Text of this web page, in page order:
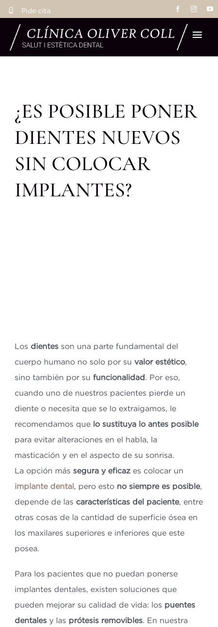
Saltar
contenido
Pide cita
¿ES POSIBLE PONER
DIENTES NUEVOS
SIN COLOCAR
IMPLANTES?
Los dientesson una parte fundamental del
cuerpo humano no solo por su valor estético,
sino también por su funcionalidad. Por eso,
cuando uno de nuestros pacientes pierde un
diente o necesita que se lo extraigamos, le
recomendamos que lo sustituya lo antes posible
para evitar alteraciones en el habla, la
masticación y en el aspecto de su sonrisa.
La opción más segura y eficazes colocar un
implante dental, pero esto no siempre es posible,
depende de las características del paciente, entre
otras cosas de la cantidad de superficie ósea en
los maxilares superiores e inferiores que este
posea.
Para los pacientes que no puedan ponerse
implantes dentales, existen soluciones que
pueden mejorar su calidad de vida: los puentes
dentalesy las prótesis removibles. En nuestra